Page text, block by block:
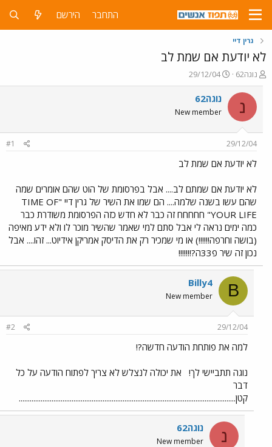
התחבר הירשם
גרין דיי
לא יודעת אם שמת לב
פ
ו
ת
ח
ה
ש
א
נוגה62
פ
ו
ר
ם
ר
29/12/04
נ נוגה62
New member
29/12/04
#1
לא יודעת אם שמת לב
לא יודעת אם שמתם לב.... אבל בפרסומת של הוט שהם אומרים שמה
שהם עשו בשנה שלמה.... הם שמו את השיר של גרין דיי "TIME OF
YOUR LIFE" חחחחח זה כבר לא חדש כזה הפרסומת משודרת כבר
כמה ימים נראה לי אבל סתם למי שאמר שהשיר מוכר לו ולא ידע מאיפה
(בושה וחרפה!!!!!!) או מי שמכיר רק את הדיסק אמריקן אידיוט... זהו.... אבל
נכון זה שיר פ33ה?!!!!!!!
B
Billy4
New member
29/12/04
#2
למה את פותחת הודעה חדשה?!
נוגה תתביישי לך!
את יכולה לנצלש לא צריך לפתוח הודעה על כל
דבר
קטן.......................................................................................................................
נ נוגה62
New member